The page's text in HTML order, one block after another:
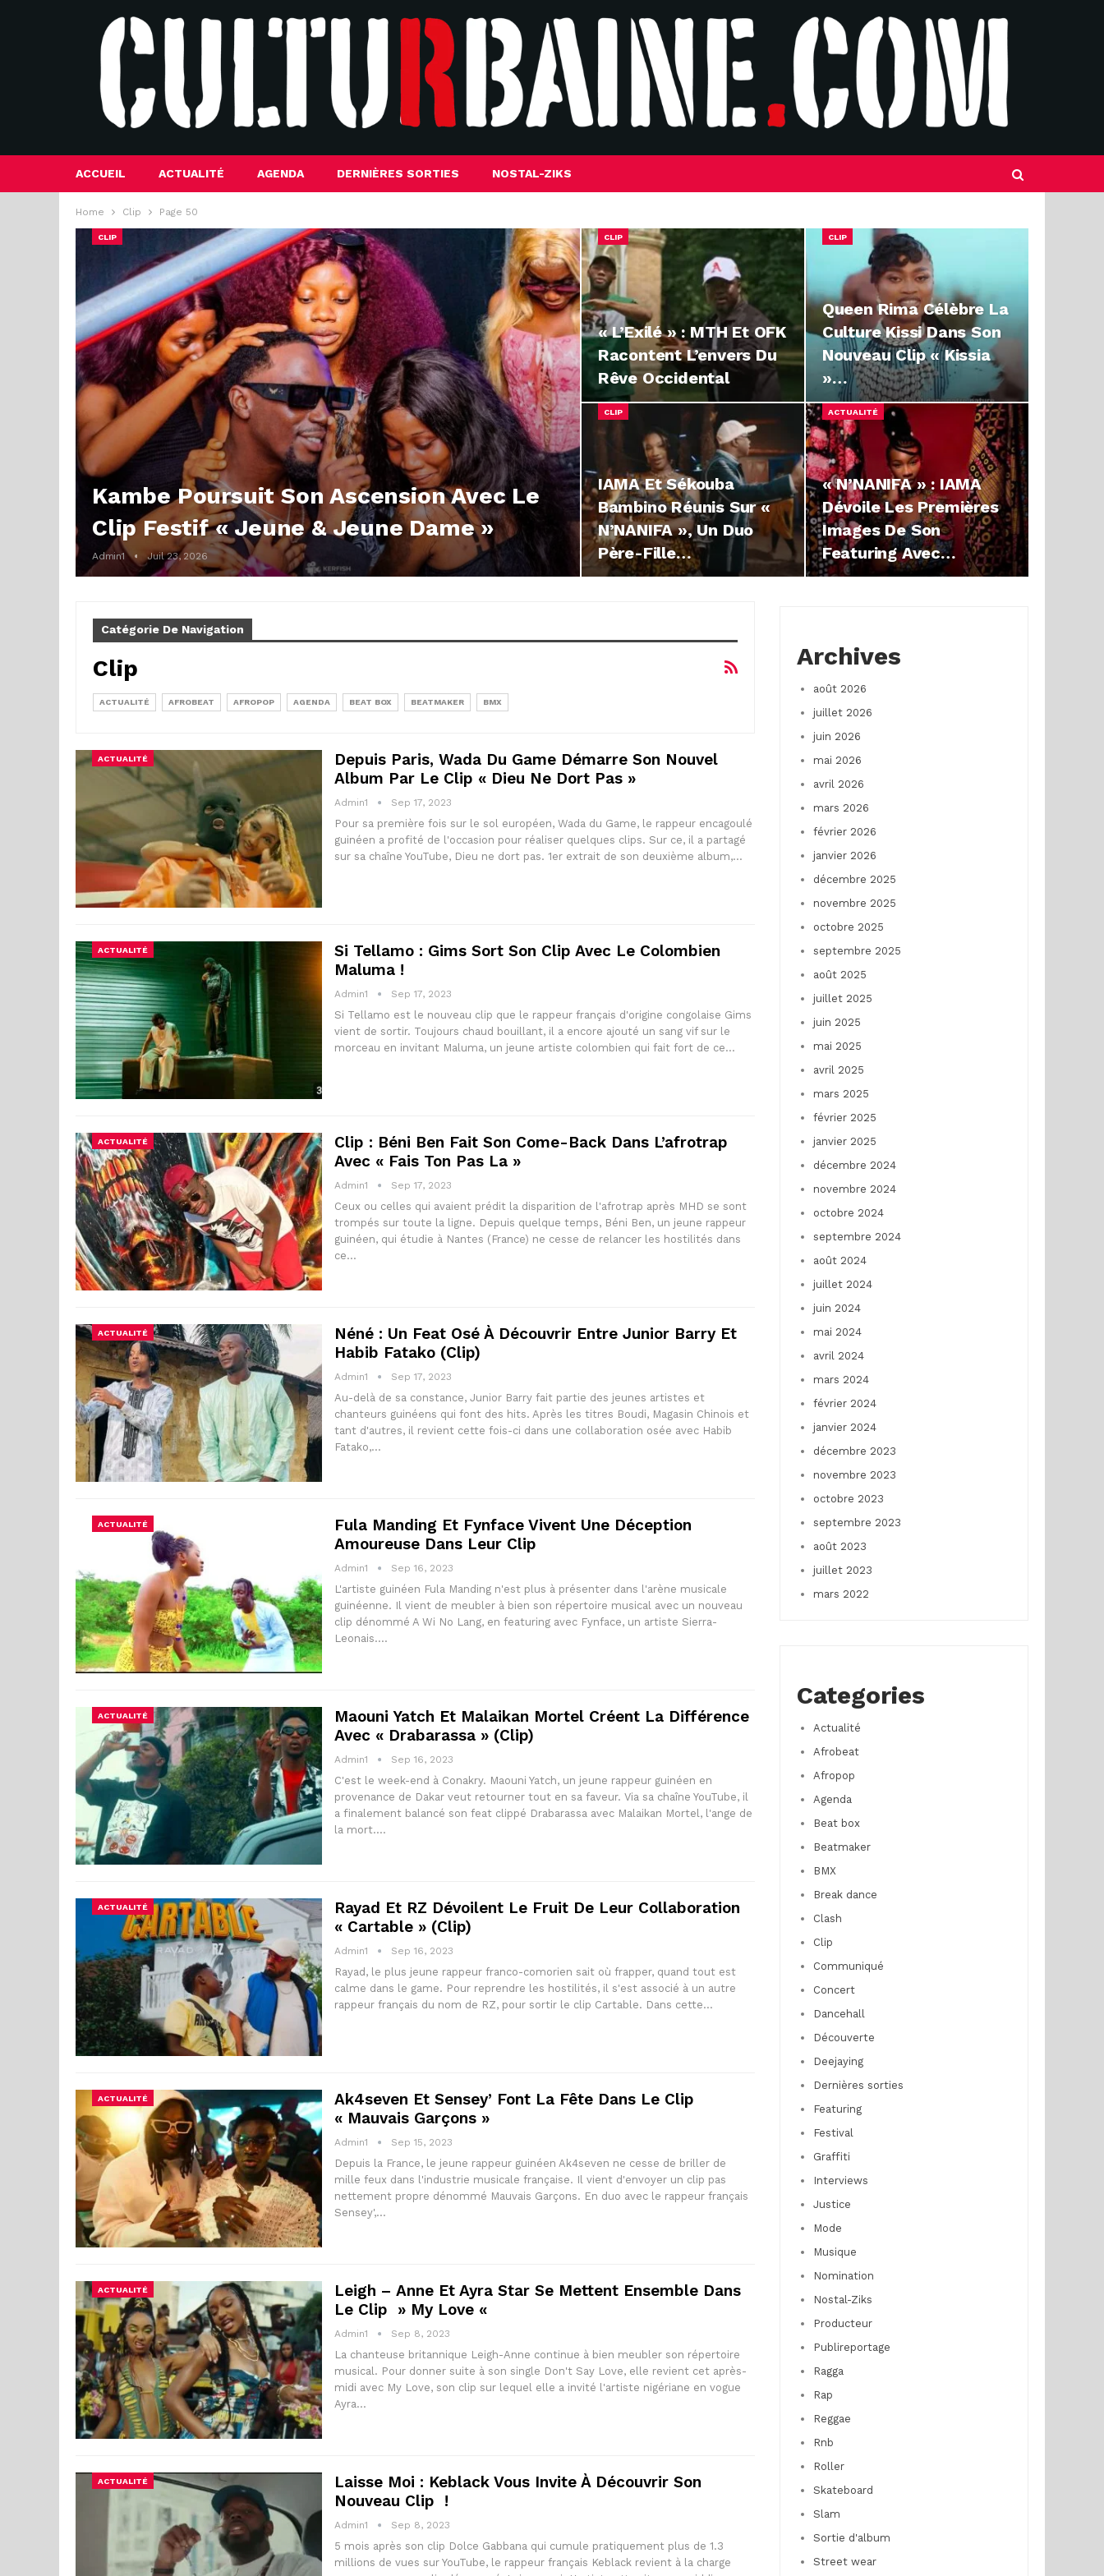
ACCUEIL ACTUALITÉ AGENDA DERNIÈRES SORTIES NOSTAL-ZIKS
Home Clip Page 50
CLIP
Kambe Poursuit Son Ascension Avec Le
Clip Festif « Jeune & Jeune Dame »
Admin1 Juil 23, 2026
CLIP
« L’Exilé » : MTH Et OFK
Racontent L’envers Du
Rêve Occidental
CLIP
Queen Rima Célèbre La
Culture Kissi Dans Son
Nouveau Clip « Kissia
»…
CLIP
IAMA Et Sékouba
Bambino Réunis Sur «
N’NANIFA », Un Duo
Père-Fille…
ACTUALITÉ
« N’NANIFA » : IAMA
Dévoile Les Premières
Images De Son
Featuring Avec…
Catégorie De Navigation
Clip
ACTUALITÉ AFROBEAT AFROPOP AGENDA BEAT BOX BEATMAKER BMX
ACTUALITÉ
Depuis Paris, Wada Du Game Démarre Son Nouvel
Album Par Le Clip « Dieu Ne Dort Pas »
Admin1 Sep 17, 2023
Pour sa première fois sur le sol européen, Wada du Game, le rappeur encagoulé
guinéen a profité de l'occasion pour réaliser quelques clips. Sur ce, il a partagé
sur sa chaîne YouTube, Dieu ne dort pas. 1er extrait de son deuxième album,…
ACTUALITÉ
Si Tellamo : Gims Sort Son Clip Avec Le Colombien
Maluma !
Admin1 Sep 17, 2023
Si Tellamo est le nouveau clip que le rappeur français d'origine congolaise Gims
vient de sortir. Toujours chaud bouillant, il a encore ajouté un sang vif sur le
morceau en invitant Maluma, un jeune artiste colombien qui fait fort de ce…
ACTUALITÉ
Clip : Béni Ben Fait Son Come-Back Dans L’afrotrap
Avec « Fais Ton Pas La »
Admin1 Sep 17, 2023
Ceux ou celles qui avaient prédit la disparition de l'afrotrap après MHD se sont
trompés sur toute la ligne. Depuis quelque temps, Béni Ben, un jeune rappeur
guinéen, qui étudie à Nantes (France) ne cesse de relancer les hostilités dans
ce…
ACTUALITÉ
Néné : Un Feat Osé À Découvrir Entre Junior Barry Et
Habib Fatako (clip)
Admin1 Sep 17, 2023
Au-delà de sa constance, Junior Barry fait partie des jeunes artistes et
chanteurs guinéens qui font des hits. Après les titres Boudi, Magasin Chinois et
tant d'autres, il revient cette fois-ci dans une collaboration osée avec Habib
Fatako,…
ACTUALITÉ
Fula Manding Et Fynface Vivent Une Déception
Amoureuse Dans Leur Clip
Admin1 Sep 16, 2023
L'artiste guinéen Fula Manding n'est plus à présenter dans l'arène musicale
guinéenne. Il vient de meubler à bien son répertoire musical avec un nouveau
clip dénommé A Wi No Lang, en featuring avec Fynface, un artiste Sierra-
Leonais.…
ACTUALITÉ
Maouni Yatch Et Malaikan Mortel Créent La Différence
Avec « Drabarassa » (clip)
Admin1 Sep 16, 2023
C'est le week-end à Conakry. Maouni Yatch, un jeune rappeur guinéen en
provenance de Dakar veut retourner tout en sa faveur. Via sa chaîne YouTube, il
a finalement balancé son feat clippé Drabarassa avec Malaikan Mortel, l'ange de
la mort.…
ACTUALITÉ
Rayad Et RZ Dévoilent Le Fruit De Leur Collaboration
« Cartable » (clip)
Admin1 Sep 16, 2023
Rayad, le plus jeune rappeur franco-comorien sait où frapper, quand tout est
calme dans le game. Pour reprendre les hostilités, il s'est associé à un autre
rappeur français du nom de RZ, pour sortir le clip Cartable. Dans cette…
ACTUALITÉ
Ak4seven Et Sensey’ Font La Fête Dans Le Clip
« Mauvais Garçons »
Admin1 Sep 15, 2023
Depuis la France, le jeune rappeur guinéen Ak4seven ne cesse de briller de
mille feux dans l'industrie musicale française. Il vient d'envoyer un clip pas
nettement propre dénommé Mauvais Garçons. En duo avec le rappeur français
Sensey',…
ACTUALITÉ
Leigh – Anne Et Ayra Star Se Mettent Ensemble Dans
Le Clip » My Love «
Admin1 Sep 8, 2023
La chanteuse britannique Leigh-Anne continue à bien meubler son répertoire
musical. Pour donner suite à son single Don't Say Love, elle revient cet après-
midi avec My Love, son clip sur lequel elle a invité l'artiste nigériane en vogue
Ayra…
ACTUALITÉ
Laisse Moi : Keblack Vous Invite À Découvrir Son
Nouveau Clip !
Admin1 Sep 8, 2023
5 mois après son clip Dolce Gabbana qui cumule pratiquement plus de 1.3
millions de vues sur YouTube, le rappeur français Keblack revient à la charge
Archives
août 2026
juillet 2026
juin 2026
mai 2026
avril 2026
mars 2026
février 2026
janvier 2026
décembre 2025
novembre 2025
octobre 2025
septembre 2025
août 2025
juillet 2025
juin 2025
mai 2025
avril 2025
mars 2025
février 2025
janvier 2025
décembre 2024
novembre 2024
octobre 2024
septembre 2024
août 2024
juillet 2024
juin 2024
mai 2024
avril 2024
mars 2024
février 2024
janvier 2024
décembre 2023
novembre 2023
octobre 2023
septembre 2023
août 2023
juillet 2023
mars 2022
Categories
Actualité
Afrobeat
Afropop
Agenda
Beat box
Beatmaker
BMX
Break dance
Clash
Clip
Communiqué
Concert
Dancehall
Découverte
Deejaying
Dernières sorties
Featuring
Festival
Graffiti
Interviews
Justice
Mode
Musique
Nomination
Nostal-Ziks
Producteur
Publireportage
Ragga
Rap
Reggae
Rnb
Roller
Skateboard
Slam
Sortie d'album
Street wear